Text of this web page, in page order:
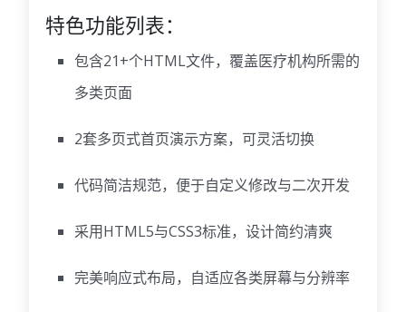
特色功能列表：
包含21+个HTML文件，覆盖医疗机构所需的
多类页面
2套多页式首页演示方案，可灵活切换
代码简洁规范，便于自定义修改与二次开发
采用HTML5与CSS3标准，设计简约清爽
完美响应式布局，自适应各类屏幕与分辨率